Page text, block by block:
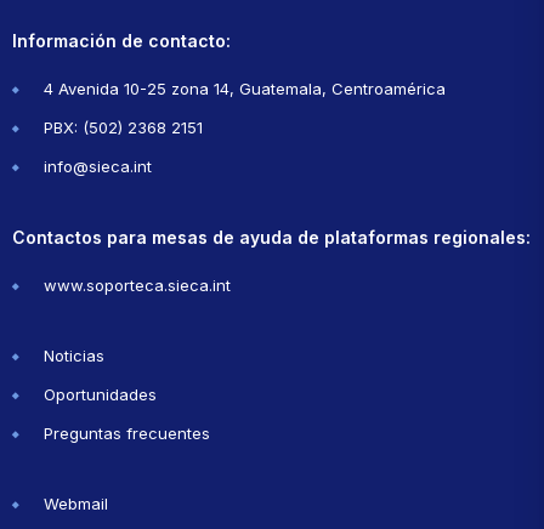
Información de contacto:
4 Avenida 10-25 zona 14, Guatemala, Centroamérica
PBX: (502) 2368 2151
info@sieca.int
Contactos para mesas de ayuda de plataformas regionales:
www.soporteca.sieca.int
Noticias
Oportunidades
Preguntas frecuentes
Webmail